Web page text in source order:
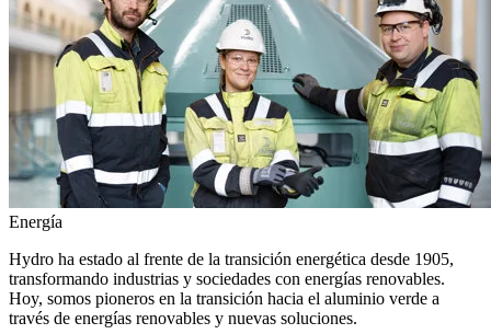
Energía
Hydro ha estado al frente de la transición energética desde 1905,
transformando industrias y sociedades con energías renovables.
Hoy, somos pioneros en la transición hacia el aluminio verde a
través de energías renovables y nuevas soluciones.